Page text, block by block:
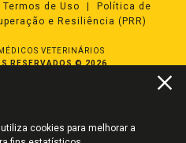
cookies para melhorar a
Termos de Uso
Política de
e Resiliência (PRR)
VETERINÁRIOS
RESERVADOS © 2026